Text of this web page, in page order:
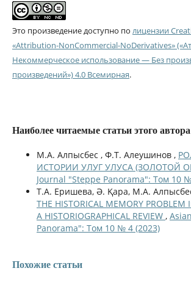
Это произведение доступно по лицензии
«Attribution-NonCommercial-NoDerivatives»
Некоммерческое использование — Без
произведений») 4.0 Всемирная.
Наиболее читаемые статьи этого
М.А. Алпысбес , Ф.Т. Алеушинов ,
ИСТОРИИ УЛУГ УЛУСА (ЗОЛОТОЙ
Journal "Steppe Panorama": Том 10
Т.А. Еришева, Ә. Қара, М.А.
THE HISTORICAL MEMORY PROBLEM
A HISTORIOGRAPHICAL REVIEW ,
Panorama": Том 10 № 4 (2023)
Похожие статьи